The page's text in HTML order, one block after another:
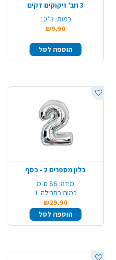
3 חב' זיקוקים דקים
כמות: 3*10
₪9.90
הוספה לסל
בלון מספרים 2 - כסף
מידה: 86 ס"מ
כמות בחבילה: 1
₪29.90
הוספה לסל